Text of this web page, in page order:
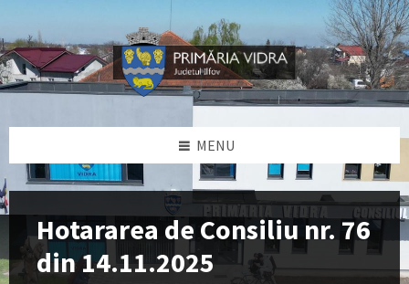
content
left
sidebar
right
sidebar
footer
MENU
Hotararea de Consiliu nr. 76
din 14.11.2025